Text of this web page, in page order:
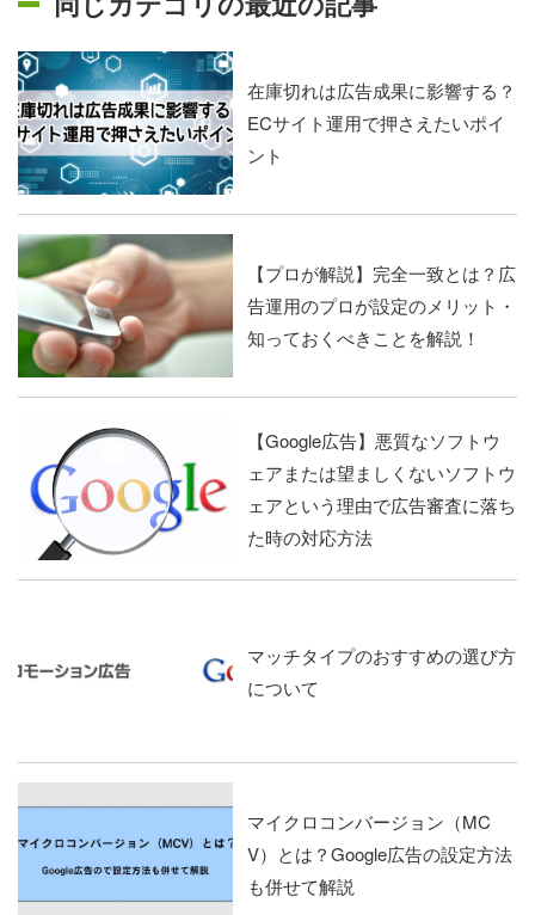
在庫切れは広告成果に影響する？
ECサイト運用で押さえたいポイ
ント
【プロが解説】完全一致とは？広
告運用のプロが設定のメリット・
知っておくべきことを解説！
【Google広告】悪質なソフトウ
ェアまたは望ましくないソフトウ
ェアという理由で広告審査に落ち
た時の対応方法
マッチタイプのおすすめの選び方
について
マイクロコンバージョン（MC
V）とは？Google広告の設定方法
も併せて解説